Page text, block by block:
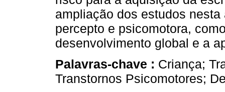
ampliação dos estudos
percepto e psicomotora,
desenvolvimento global e a
Palavras-chave : Criança;
Transtornos Psicomotores;